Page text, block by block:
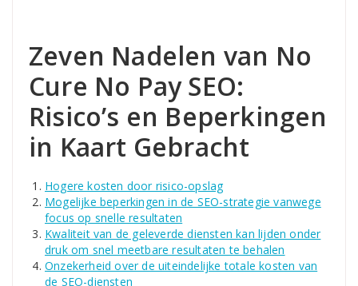
Zeven Nadelen van No
Cure No Pay SEO:
Risico’s en Beperkingen
in Kaart Gebracht
Hogere kosten door risico-opslag
Mogelijke beperkingen in de SEO-strategie vanwege
focus op snelle resultaten
Kwaliteit van de geleverde diensten kan lijden onder
druk om snel meetbare resultaten te behalen
Onzekerheid over de uiteindelijke totale kosten van
de SEO-diensten